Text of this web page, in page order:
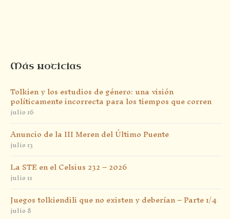
Más noticias
Tolkien y los estudios de género: una visión
políticamente incorrecta para los tiempos que corren
julio 16
Anuncio de la III Meren del Último Puente
julio 13
La STE en el Celsius 232 – 2026
julio 11
Juegos tolkiendili que no existen y deberían – Parte 1/4
julio 8